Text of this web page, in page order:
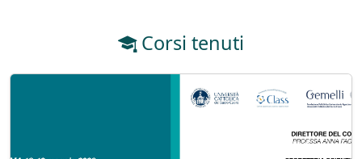
Corsi tenuti